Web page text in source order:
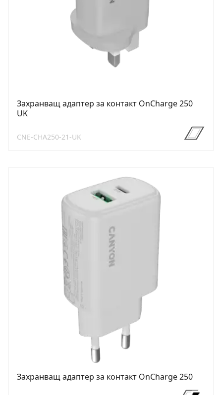
Захранващ адаптер за контакт OnCharge 250
UK
CNE-CHA250-21-UK
Захранващ адаптер за контакт OnCharge 250